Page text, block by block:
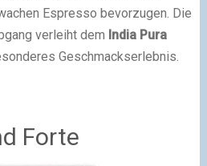
Espresso bevorzugen. Die
verleiht dem India Pura
Geschmackserlebnis.
Forte